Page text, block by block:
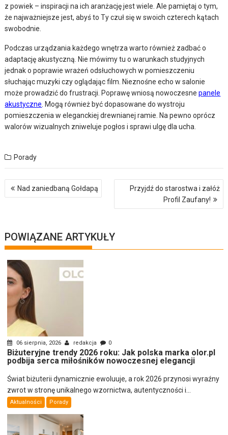
z powiek – inspiracji na ich aranżację jest wiele. Ale pamiętaj o tym,
że najważniejsze jest, abyś to Ty czuł się w swoich czterech kątach
swobodnie.
Podczas urządzania każdego wnętrza warto również zadbać o
adaptację akustyczną. Nie mówimy tu o warunkach studyjnych
jednak o poprawie wrażeń odsłuchowych w pomieszczeniu
słuchając muzyki czy oglądając film. Nieznośne echo w salonie
może prowadzić do frustracji. Poprawę wniosą nowoczesnepanele
akustyczne . Mogą również być dopasowane do wystroju
pomieszczenia w eleganckiej drewnianej ramie. Na pewno oprócz
walorów wizualnych zniweluje pogłos i sprawi ulgę dla ucha.
Porady
Nawigacja
wpisuNad zaniedbaną Gołdapą
Przyjdź do starostwa i załóż
Profil Zaufany!
POWIĄZANE ARTYKUŁY
06 sierpnia, 2026 redakcja 0
Biżuteryjne trendy 2026 roku: Jak polska marka olor.pl
podbija serca miłośników nowoczesnej elegancji
Świat biżuterii dynamicznie ewoluuje, a rok 2026 przynosi wyraźny
zwrot w stronę unikalnego wzornictwa, autentyczności i...
Aktualności Porady